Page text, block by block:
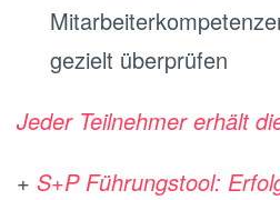
gezielt überprüfen
Jeder Teilnehmer erhält
+ S+P Führungstool: